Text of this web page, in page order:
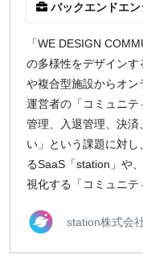
京都
募集状況
募集中のみ表示
時給
1,500 円 以上
バックエンドエ
「WE DESIGN
の多様性をデザインす
や複合型施設からオン
運営者の「コミュニ
管理、入退管理、決
い」という課題に対
るSaaS「station」や
視化する「コミュニテ
station株式会